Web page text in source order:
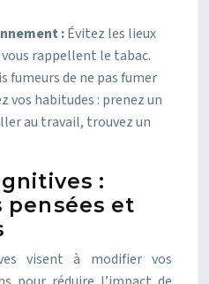
:Évitez les lieux
rappellent le tabac.
fumeurs de ne pas fumer
vos habitudes : prenez un
au travail, trouvez un
:
pensées et
visent à modifier vos